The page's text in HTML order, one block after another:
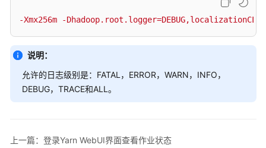
ClickHouse
使
用
DBService
使
-Xmx256m -Dhadoop.root.logger=DEBUG,localizationCLA
说明：
允许的日志级别是：FATAL，ERROR，WARN，INFO，
DEBUG，TRACE和ALL。
上一篇：登录Yarn WebUI界面查看作业状态